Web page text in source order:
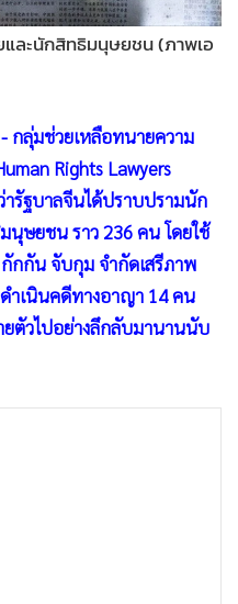
ละนักสิทธิมนุษยชน (ภาพเอ
กลุ่มช่วยเหลือทนายความ
Rights Lawyers
ารัฐบาลจีนได้ปราบปรามนัก
ษยชน ราว 236 คน โดยใช้
กักกัน จับกุม จำกัดเสรีภาพ
ำเนินคดีทางอาญา 14 คน
ตัวไปอย่างลึกลับมานานนับ